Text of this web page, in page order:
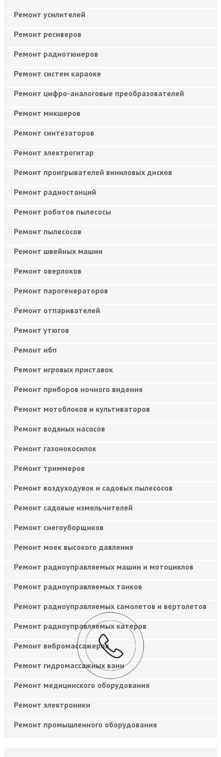
Ремонт усилителей
Ремонт ресиверов
Ремонт радиотюнеров
Ремонт систем караоке
Ремонт цифро-аналоговые преобразователей
Ремонт микшеров
Ремонт синтезаторов
Ремонт электрогитар
Ремонт проигрывателей виниловых дисков
Ремонт радиостанций
Ремонт роботов пылесосы
Ремонт пылесосов
Ремонт швейных машин
Ремонт оверлоков
Ремонт парогенераторов
Ремонт отпаривателей
Ремонт утюгов
Ремонт ибп
Ремонт игровых приставок
Ремонт приборов ночного видения
Ремонт мотоблоков и культиваторов
Ремонт водяных насосов
Ремонт газонокосилок
Ремонт триммеров
Ремонт воздуходувок и садовых пылесосов
Ремонт садовые измельчителей
Ремонт снегоуборщиков
Ремонт моек высокого давления
Ремонт радиоуправляемых машин и мотоциклов
Ремонт радиоуправляемых танков
Ремонт радиоуправляемых самолетов и вертолетов
Ремонт радиоуправляемых катеров
Ремонт вибромассажеров
Ремонт гидромассажных ванн
Ремонт медицинского оборудования
Ремонт электроники
Ремонт промышленного оборудования